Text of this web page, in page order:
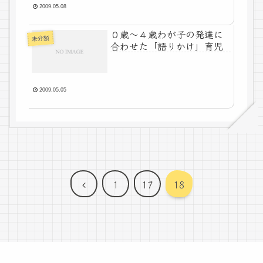
2009.05.08
未分類
０歳～４歳わが子の発達に
合わせた「語りかけ」育児
2009.05.05
前
1 17 18